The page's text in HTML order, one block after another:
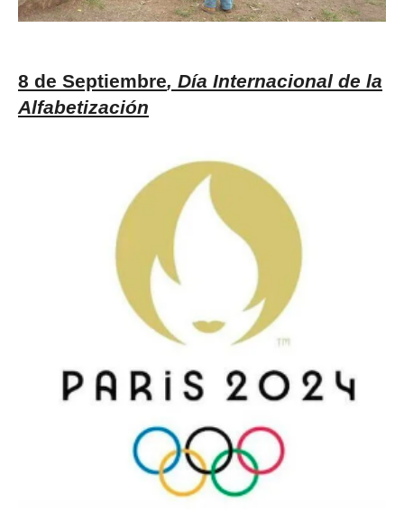
8 de Septiembre, Día Internacional de la
Alfabetización